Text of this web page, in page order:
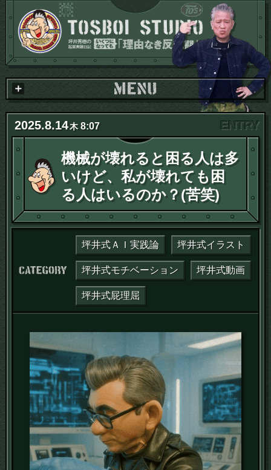
2025.8.14木8:07
機械が壊れると困る人は多
いけど、私が壊れても困
る人はいるのか？(苦笑)
カテゴリー：
坪井式ＡＩ実践論 坪井式イラスト
坪井式モチベーション 坪井式動画
坪井式屁理屈